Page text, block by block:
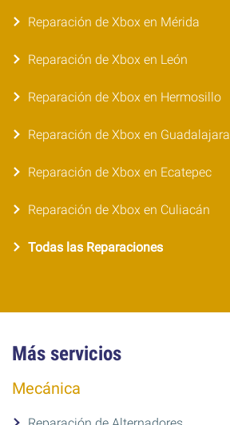
Reparación de Xbox en Mérida
Reparación de Xbox en León
Reparación de Xbox en Hermosillo
Reparación de Xbox en Guadalajara
Reparación de Xbox en Ecatepec
Reparación de Xbox en Culiacán
Todas las Reparaciones
Más servicios
Mecánica